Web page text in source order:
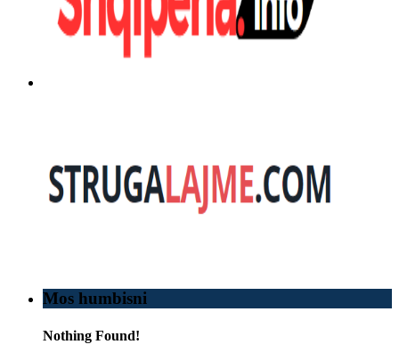
Mos humbisni
Nothing Found!